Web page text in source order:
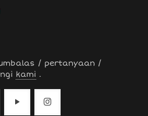
/ pertanyaan /
kami .